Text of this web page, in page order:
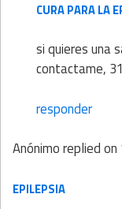
CURA PARA LA
si quieres una
contactame,
responder
Anónimoreplied on
EPILEPSIA